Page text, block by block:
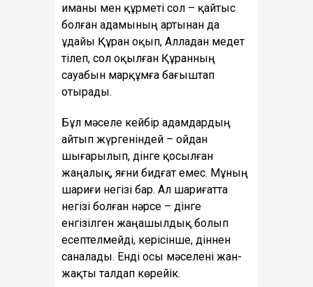
иманы мен құрметі сол – қайтыс
болған адамының артынан да
ұдайы Құран оқып, Алладан медет
тілеп, сол оқылған Құранның
сауабын марқұмға бағыштап
отырады.
Бұл мәселе кейбір адамдардың
айтып жүргеніндей – ойдан
шығарылып, дінге қосылған
жаңалық, яғни бидғат емес. Мұның
шариғи негізі бар. Ал шариғатта
негізі болған нәрсе – дінге
енгізілген жаңашылдық болып
есептелмейді, керісінше, діннен
саналады. Енді осы мәселені жан-
жақты талдап көрейік.